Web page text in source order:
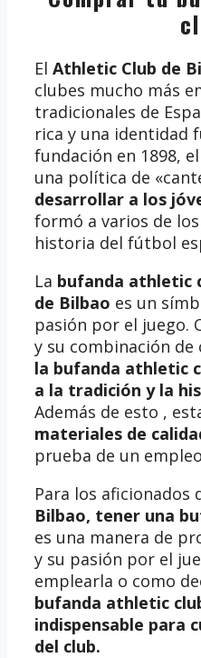
El Athletic Club de
clubes mucho más
tradicionales de
rica y una identidad
fundación en 1898,
una política de
desarrollar a los
formó a varios de
historia del fútbol
La bufanda athletic
de Bilbao es un
pasión por el juego.
y su combinación
la bufanda athletic
a la tradición y la
Además de esto ,
materiales de
prueba de un
Para los aficionados
Bilbao, tener una
es una manera de
y su pasión por el
emplearla o como
bufanda athletic
indispensable para
del club.